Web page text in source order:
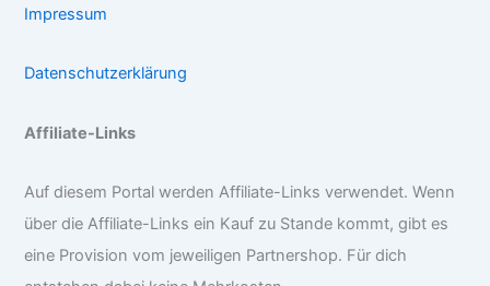
Impressum
Datenschutzerklärung
Affiliate-Links
Auf diesem Portal werden Affiliate-Links verwendet. Wenn
über die Affiliate-Links ein Kauf zu Stande kommt, gibt es
eine Provision vom jeweiligen Partnershop. Für dich